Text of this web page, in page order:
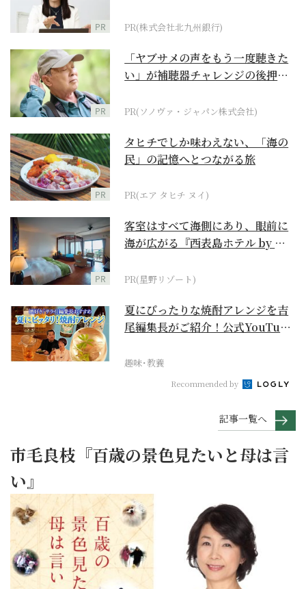
PR PR(株式会社北九州銀行)
PR
「ヤブサメの声をもう一度聴きた
い」が補聴器チャレンジの後押し
PR(ソノヴァ・ジャパン株式会社)
PR
タヒチでしか味わえない、「海の
民」の記憶へとつながる旅
PR(エア タヒチ ヌイ)
PR
客室はすべて海側にあり、眼前に
海が広がる『西表島ホテル by 星
PR(星野リゾート)
夏にぴったりな焼酎アレンジを吉
尾編集長がご紹介！公式YouTube
趣味･教養
Recommended by
記事一覧へ
市毛良枝『百歳の景色見たいと母は言
い』